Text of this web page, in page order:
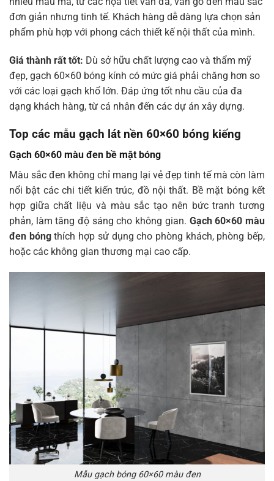
đơn giản nhưng tinh tế. Khách hàng dễ dàng lựa chọn sản
phẩm phù hợp với phong cách thiết kế nội thất của mình.
Giá thành rất tốt: Dù sở hữu chất lượng cao và thẩm mỹ
đẹp, gạch 60×60 bóng kính có mức giá phải chăng hơn so
với các loại gạch khổ lớn. Đáp ứng tốt nhu cầu của đa
dạng khách hàng, từ cá nhân đến các dự án xây dựng.
Top các mẫu gạch lát nền 60×60 bóng kiếng
Gạch 60×60 màu đen bề mặt bóng
Màu sắc đen không chỉ mang lại vẻ đẹp tinh tế mà còn làm
nổi bật các chi tiết kiến trúc, đồ nội thất. Bề mặt bóng kết
hợp giữa chất liệu và màu sắc tạo nên bức tranh tương
phản, làm tăng độ sáng cho không gian. Gạch 60×60 màu
đen bóngthích hợp sử dụng cho phòng khách, phòng bếp,
hoặc các không gian thương mại cao cấp.
Mẫu gạch bóng 60×60 màu đen